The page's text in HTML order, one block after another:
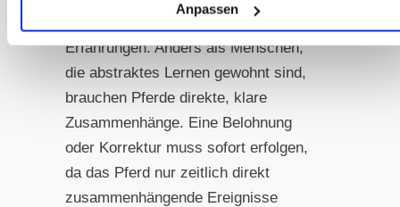
Anpassen
die unmittelbare Verknüpfung von
Erfahrungen. Anders als Menschen,
die abstraktes Lernen gewohnt sind,
brauchen Pferde direkte, klare
Zusammenhänge. Eine Belohnung
oder Korrektur muss sofort erfolgen,
da das Pferd nur zeitlich direkt
zusammenhängende Ereignisse